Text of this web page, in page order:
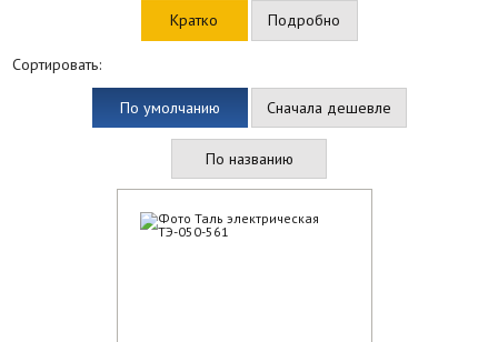
Кратко Подробно
Сортировать:
По умолчанию Сначала дешевле
По названию